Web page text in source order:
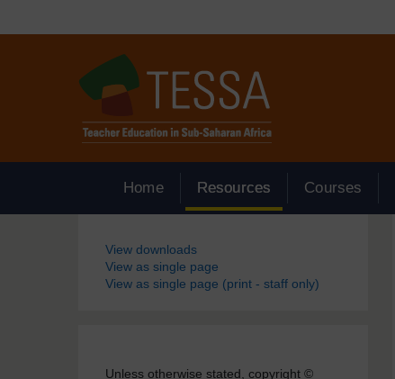
Home Resources Courses
Blocs
View downloads
View as single page
View as single page (print - staff only)
Unless otherwise stated, copyright ©